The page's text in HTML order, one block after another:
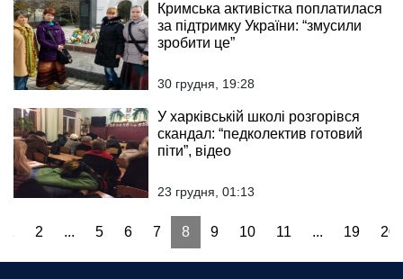
Кримська активістка поплатилася
за підтримку України: “змусили
зробити це”
30 грудня, 19:28
У харківській школі розгорівся
скандал: “педколектив готовий
піти”, відео
23 грудня, 01:13
2 ... 5 6 7 8 9 10 11 ... 19 20